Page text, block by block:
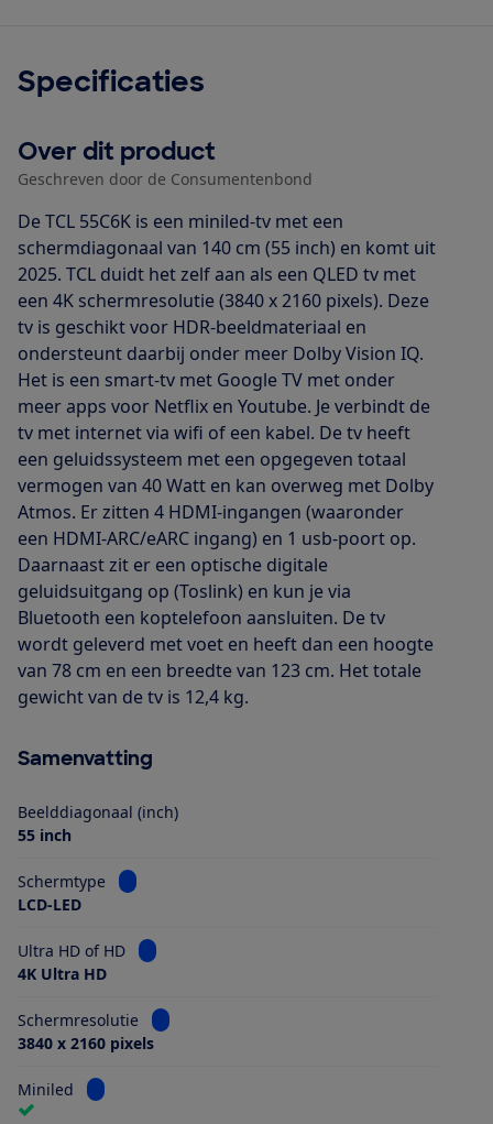
Specificaties
Over dit product
Geschreven door de Consumentenbond
De TCL 55C6K is een miniled-tv met een
schermdiagonaal van 140 cm (55 inch) en komt uit
2025. TCL duidt het zelf aan als een QLED tv met
een 4K schermresolutie (3840 x 2160 pixels). Deze
tv is geschikt voor HDR-beeldmateriaal en
ondersteunt daarbij onder meer Dolby Vision IQ.
Het is een smart-tv met Google TV met onder
meer apps voor Netflix en Youtube. Je verbindt de
tv met internet via wifi of een kabel. De tv heeft
een geluidssysteem met een opgegeven totaal
vermogen van 40 Watt en kan overweg met Dolby
Atmos. Er zitten 4 HDMI-ingangen (waaronder
een HDMI-ARC/eARC ingang) en 1 usb-poort op.
Daarnaast zit er een optische digitale
geluidsuitgang op (Toslink) en kun je via
Bluetooth een koptelefoon aansluiten. De tv
wordt geleverd met voet en heeft dan een hoogte
van 78 cm en een breedte van 123 cm. Het totale
gewicht van de tv is 12,4 kg.
Samenvatting
Beelddiagonaal (inch)
55 inch
Schermtype
Bekijk informatie voor Schermtype
LCD-LED
Ultra HD of HD
Bekijk informatie voor Ultra HD of HD
4K Ultra HD
Schermresolutie
Bekijk informatie voor Schermresolutie
3840 x 2160 pixels
Miniled Bekijk informatie voor Miniled